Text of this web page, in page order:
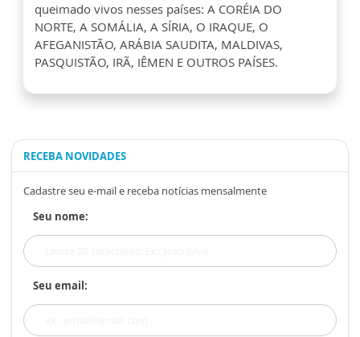
queimado vivos nesses países: A CORÉIA DO
NORTE, A SOMÁLIA, A SÍRIA, O IRAQUE, O
AFEGANISTÃO, ARÁBIA SAUDITA, MALDIVAS,
PASQUISTÃO, IRÃ, IÊMEN E OUTROS PAÍSES.
RECEBA NOVIDADES
Cadastre seu e-mail e receba notícias mensalmente
Seu nome:
Seu email: